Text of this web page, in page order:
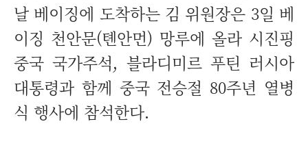
날 베이징에 도착하는 김 위원장은 3일 베
이징 천안문(톈안먼) 망루에 올라 시진핑
중국 국가주석, 블라디미르 푸틴 러시아
대통령과 함께 중국 전승절 80주년 열병
식 행사에 참석한다.